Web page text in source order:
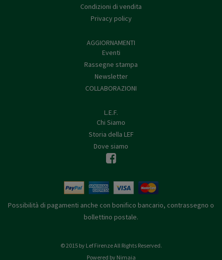
Condizioni di vendita
Privacy policy
AGGIORNAMENTI
Eventi
Rassegne stampa
Newsletter
COLLABORAZIONI
L.E.F.
Chi Siamo
Storia della LEF
Dove siamo
Possibilità di pagamenti anche con bonifico bancario, contrassegno o
bollettino postale.
© 2015 by Lef Firenze All Rights Reserved.
Powered by Nimaia